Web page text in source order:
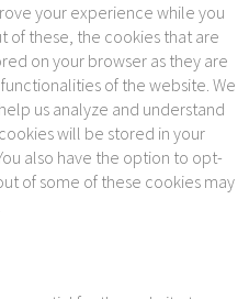
your experience while you
of these, the cookies that are
on your browser as they are
of the website. We
us analyze and understand
will be stored in your
also have the option to opt-
of some of these cookies may